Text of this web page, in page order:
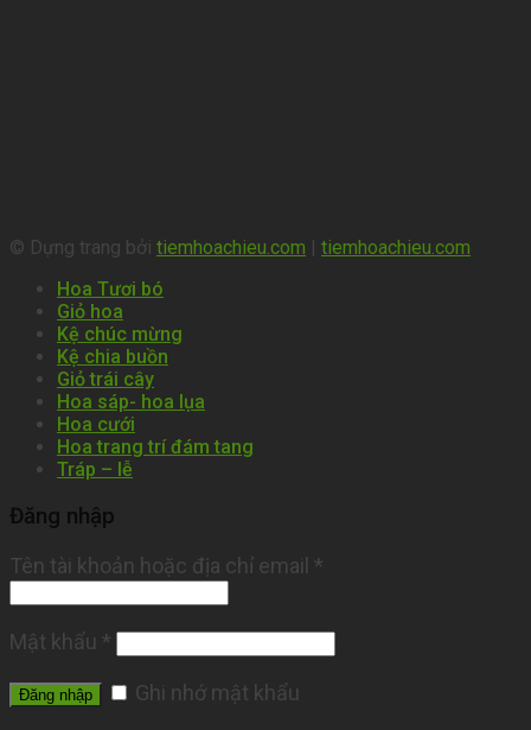
© Dựng trang bởi tiemhoachieu.com
tiemhoachieu.com
Hoa Tươi bó
Giỏ hoa
Kệ chúc mừng
Kệ chia buồn
Giỏ trái cây
Hoa sáp- hoa lụa
Hoa cưới
Hoa trang trí đám tang
Tráp – lễ
Đăng nhập
Tên tài khoản hoặc địa chỉ email *
Mật khẩu *
Đăng nhập Ghi nhớ mật khẩu